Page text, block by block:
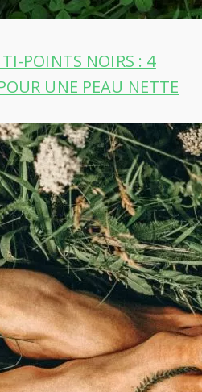
POINTS NOIRS : 4
UNE PEAU NETTE